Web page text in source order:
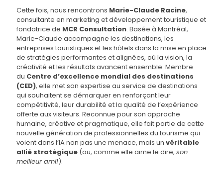
Cette fois, nous rencontrons Marie-Claude Racine,
consultante en marketing et développement touristique et
fondatrice de MCR Consultation. Basée à Montréal,
Marie-Claude accompagne les destinations, les
entreprises touristiques et les hôtels dans la mise en place
de stratégies performantes et alignées, où la vision, la
créativité et les résultats avancent ensemble. Membre
du Centre d’excellence mondial des destinations
(CED), elle met son expertise au service de destinations
qui souhaitent se démarquer en renforçant leur
compétitivité, leur durabilité et la qualité de l’expérience
offerte aux visiteurs. Reconnue pour son approche
humaine, créative et pragmatique, elle fait partie de cette
nouvelle génération de professionnelles du tourisme qui
voient dans l’IA non pas une menace, mais un véritable
allié stratégique (ou, comme elle aime le dire, son
meilleur ami!).